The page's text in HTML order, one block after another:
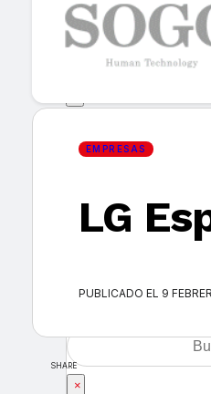
GUÍA DE COMPRA
NUEVOS
CONSEJOS TECH
MERCADOS Y
HEMEROTECA
×
EMPRESAS
LG
PUBLICADO EL 9
SHARE